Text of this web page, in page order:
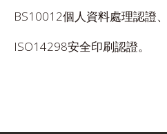
BS10012個人資料處理認證、
ISO14298安全印刷認證。